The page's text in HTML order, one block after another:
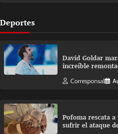
Deportes
David Goldar
increíble
Corresponsal
Pofoma rescata
sufrir el ataque